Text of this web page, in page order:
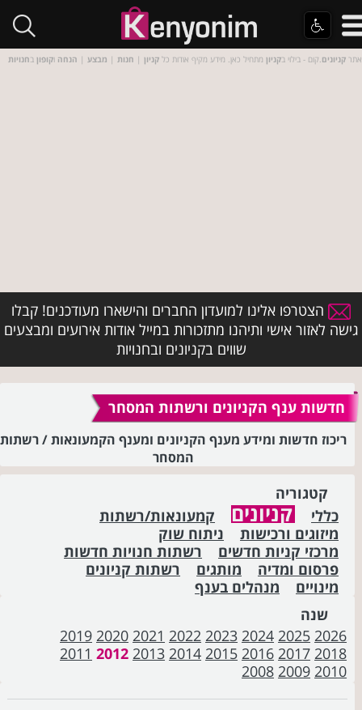
אתר קניונים.קום - בילוי בקניון מתחיל כאן. מידע מקיף אודות כל קניון | חנות | מבצע | הנחה וקופון בחנויות
הצטרפו אלינו למועדון החברים והישארו מעודכנים! קבלו
גישה לאזור אישי ותיהנו מתזכורות במייל אודות אירועים ומבצעים
שווים בקניונים ובחנויות
חדשות ענף הקניונים ורשתות המסחר
ריכוז חדשות ומידע מענף הקניונים ומענף הקמעונאות / רשתות
המסחר
קטגוריה
כללי
קניונים
קמעונאות/רשתות
מיזוגים ורכישות
ניתוח שוק
מרכזי קניות חדשים
רשתות חנויות חדשות
פרסום ומדיה
מותגים
רשתות קניונים
מינויים
מנהלים בענף
שנה
2026
2025
2024
2023
2022
2021
2020
2019
2018
2017
2016
2015
2014
2013
2012
2011
2010
2009
2008